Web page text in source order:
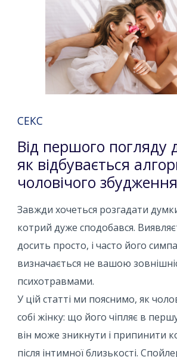
СЕКС
Від першого погляду
як відбувається
чоловічого збудження
Завжди хочеться розгадати
котрий дуже сподобався.
досить просто, і часто його
визначається не вашою
психотравмами.
У цій статті ми пояснимо, як
собі жінку: що його чіпляє в
він може зникнути і припинити
після інтимної близькості.